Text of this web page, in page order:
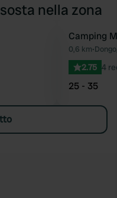
nella zona
Preferito
Camping
0,6 km•
2.75 4
25 - 35